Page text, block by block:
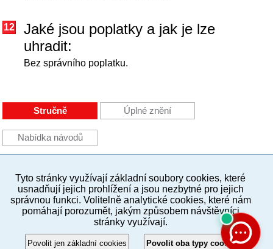
12
Jaké jsou poplatky a jak je lze
uhradit:
Bez správního poplatku.
Stručně Úplné znění
Nabídka návodů
PC verze ENG
Povinné a praktické informace
© 2012–2019 MČ Praha 8
Tyto stránky využívají základní soubory cookies, které
usnadňují jejich prohlížení a jsou nezbytné pro jejich
správnou funkci. Volitelně analytické cookies, které nám
pomáhají porozumět, jakým způsobem návštěvníci
stránky využívají.
Povolit jen základní cookies Povolit oba typy cookies